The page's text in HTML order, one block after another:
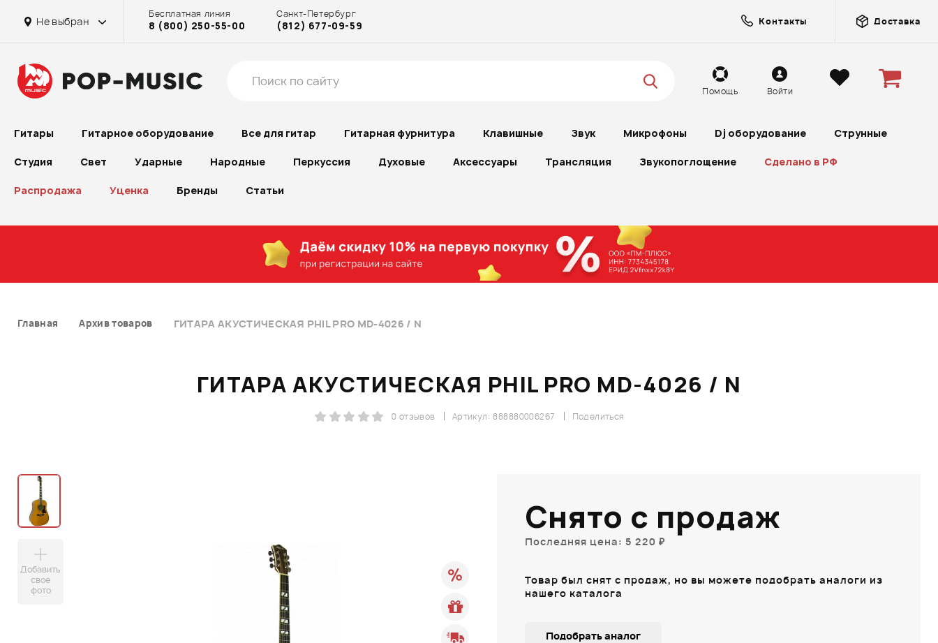
Не выбран
Бесплатная линия
8 (800) 250-55-00
Санкт-Петербург
(812) 677-09-59 Контакты Доставка
Помощь Войти
Гитары Гитарное оборудование Все для гитар Гитарная фурнитура Клавишные Звук Микрофоны Dj оборудование Струнные
Студия Свет Ударные Народные Перкуссия Духовые Аксессуары Трансляция Звукопоглощение Сделано в РФ
Распродажа Уценка Бренды Статьи
Главная Архив товаров ГИТАРА АКУСТИЧЕСКАЯ PHIL PRO MD-4026 / N
ГИТАРА АКУСТИЧЕСКАЯ PHIL PRO MD-4026 / N
Поделиться
Артикул: 888880006267
0 отзывов
Добавить
свое
фото
Снято с продаж
Последняя цена: 5 220 ₽
Товар был снят с продаж, но вы можете подобрать аналоги из
нашего каталога
Подобрать аналог